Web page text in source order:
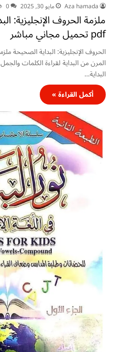
Aza hamada مايو 30, 2025 0
ملزمة الحروف الإنجليزية:
pdf تحميل مجاني مباشر
الحروف الإنجليزية: البداية الصحيحة
المرن من البداية لقراءة الكلمات
البداية…
أكمل القراءة »